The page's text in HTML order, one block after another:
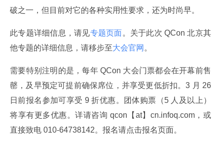
破之一，但目前对它的各种实用性要求，还为时尚早。
此专题详细信息，请见专题页面。关于此次 QCon 北京其
他专题的详细信息，请移步至大会官网 。
需要特别注明的是，每年 QCon 大会门票都会在开幕前售
罄，及早预定可提前确保席位，并享受更低折扣。3 月 26
日前报名参加可享受 9 折优惠。团体购票（5 人及以上）
将享有更多优惠。详请咨询 qcon【at】cn.infoq.com，或
直接致电 010-64738142。报名请点击报名页面。